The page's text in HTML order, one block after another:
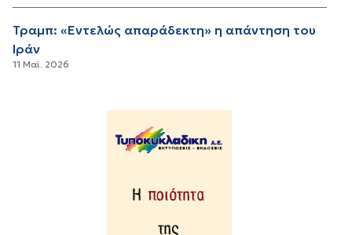
Τραμπ: «Εντελώς απαράδεκτη» η απάντηση του
Ιράν
11 Μαϊ. 2026